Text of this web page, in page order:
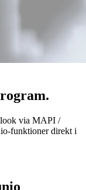
via MAPI /
funktioner direkt i